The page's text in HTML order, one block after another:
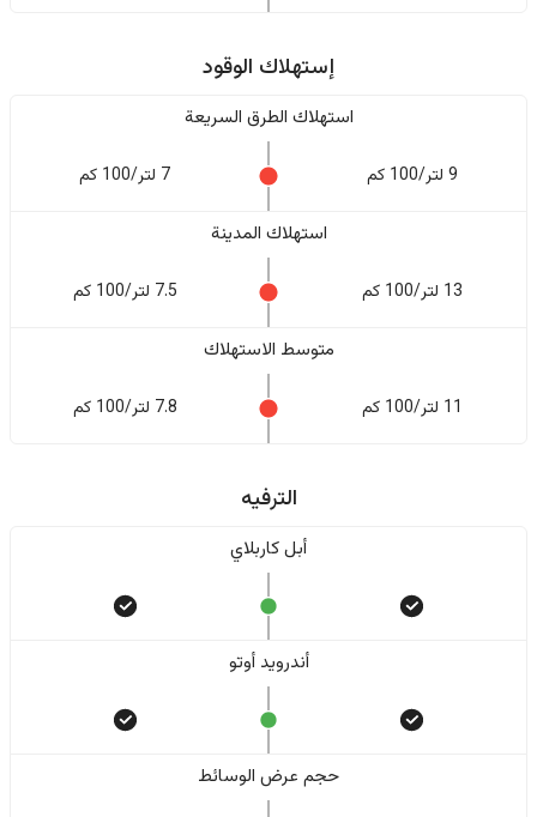
إستهلاك الوقود
استهلاك الطرق السريعة
9 لتر/100 كم 7 لتر/100 كم
استهلاك المدينة
13 لتر/100 كم 7.5 لتر/100 كم
متوسط الاستهلاك
11 لتر/100 كم 7.8 لتر/100 كم
الترفيه
أبل كاربلاي
أندرويد أوتو
حجم عرض الوسائط